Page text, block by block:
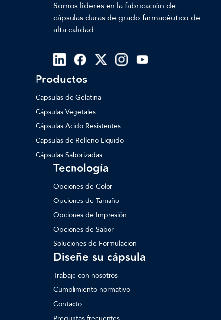
Somos líderes en la fabricación de
cápsulas duras de grado farmacéutico de
alta calidad.
Productos
Cápsulas de Gelatina
Cápsulas Vegetales
Cápsulas Ácido Resistentes
Cápsulas de Relleno Líquido
Cápsulas Saborizadas
Tecnología
Opciones de Color
Opciones de Tamaño
Opciones de Impresión
Opciones de Sabor
Soluciones de Formulación
Diseñe su cápsula
Trabaje con nosotros
Cumplimiento normativo
Contacto